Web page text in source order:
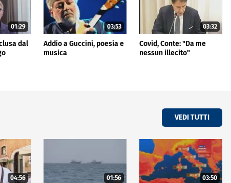
01:29
dal
03:53
Addio a Guccini, poesia e
musica
03:32
Covid, Conte: "Da me
nessun illecito"
VEDI TUTTI
04:56 01:56 03:50